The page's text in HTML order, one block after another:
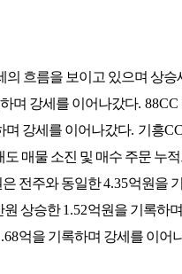
흐름을 보이고 있으며 상
며 강세를 이어나갔다. 88CC
며 강세를 이어나갔다. 기흥CC
매물 소진 및 매수 주문 누
전주와 동일한4.35억원을
원 상승한1.52억원을 기록하
억을 기록하며 강세를 이어